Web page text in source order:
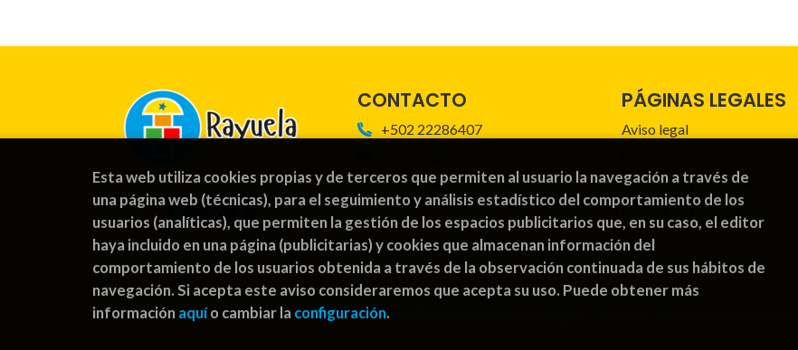
CONTACTO
+502 22286407
Formulario de contacto
PÁGINAS LEGALES
Aviso legal
Política de privacidad
Política de Cookies
2026 ©Rayuela Guatemala | libros juegos
Esta web utiliza cookies propias y de terceros que permiten al usuario la navegación a través de
una página web (técnicas), para el seguimiento y análisis estadístico del comportamiento de los
usuarios (analíticas), que permiten la gestión de los espacios publicitarios que, en su caso, el editor
haya incluido en una página (publicitarias) y cookies que almacenan información del
comportamiento de los usuarios obtenida a través de la observación continuada de sus hábitos de
navegación. Si acepta este aviso consideraremos que acepta su uso. Puede obtener más
información aquío cambiar la configuración.